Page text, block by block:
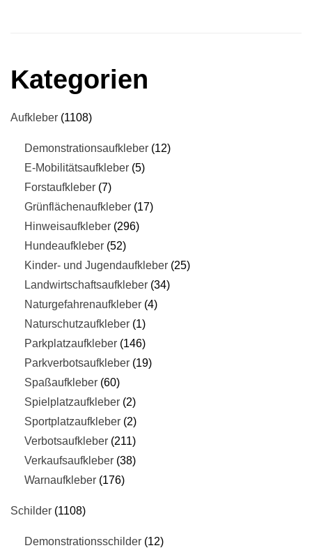
Kategorien
Aufkleber 1108
Demonstrationsaufkleber 12
E-Mobilitätsaufkleber 5
Forstaufkleber 7
Grünflächenaufkleber 17
Hinweisaufkleber 296
Hundeaufkleber 52
Kinder- und Jugendaufkleber 25
Landwirtschaftsaufkleber 34
Naturgefahrenaufkleber 4
Naturschutzaufkleber 1
Parkplatzaufkleber 146
Parkverbotsaufkleber 19
Spaßaufkleber 60
Spielplatzaufkleber 2
Sportplatzaufkleber 2
Verbotsaufkleber 211
Verkaufsaufkleber 38
Warnaufkleber 176
Schilder 1108
Demonstrationsschilder 12